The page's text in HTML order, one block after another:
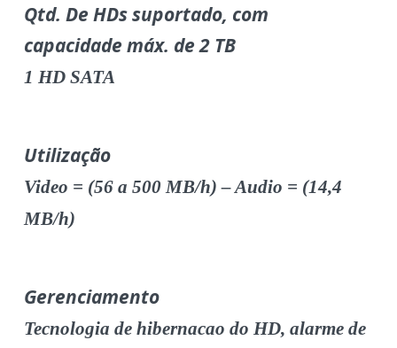
Qtd. De HDs suportado, com
capacidade máx. de 2 TB
1 HD SATA
Utilização
Video = (56 a 500 MB/h) – Audio = (14,4
MB/h)
Gerenciamento
Tecnologia de hibernacao do HD, alarme de